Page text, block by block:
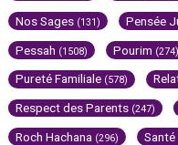
Nos Sages (131) Pensée
Pessah (1508) Pourim (274)
Pureté Familiale (578)
Respect des Parents (247)
Roch Hachana (296) Santé